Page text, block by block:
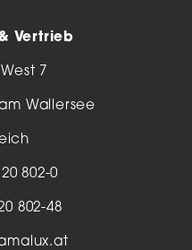
Vertrieb
7
Wallersee
802-0
802-48